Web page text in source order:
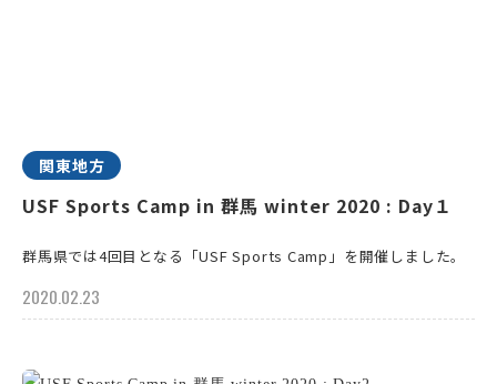
関東地方
USF Sports Camp in 群馬 winter 2020 : Day１
群馬県では4回目となる「USF Sports Camp」を開催しました。
2020.02.23